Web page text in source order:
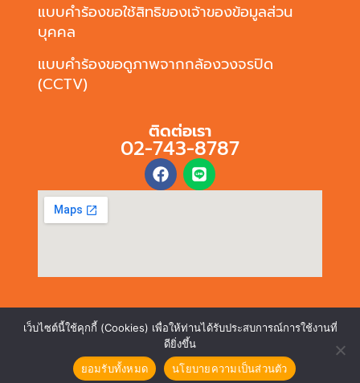
แบบคำร้องขอใช้สิทธิของเจ้าของข้อมูลส่วน
บุคคล
แบบคำร้องขอดูภาพจากกล้องวงจรปิด
(CCTV)
ติดต่อเรา
02-743-8787
© บริษัท มิตรสิบ ลิสซิ่ง จำกัด (มหาชน) 2568 All Rights Reserved.
เว็บไซต์นี้ใช้คุกกี้ (Cookies) เพื่อให้ท่านได้รับประสบการณ์การใช้งานที่
ดียิ่งขึ้น
ยอมรับทั้งหมด
นโยบายความเป็นส่วนตัว